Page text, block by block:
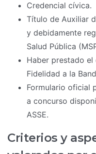
Credencial cívica.
Título de Auxiliar
y debidamente
Salud Pública
Haber prestado
Fidelidad a la
Formulario oficial
a concurso
ASSE.
Criterios y